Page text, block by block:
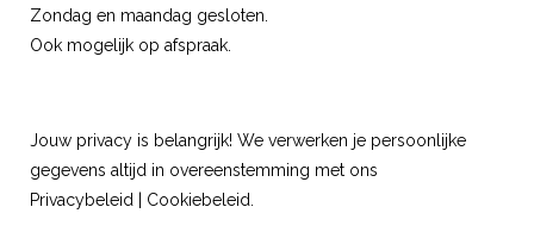
Zondag en maandag gesloten.
Ook mogelijk op afspraak.
Jouw privacy is belangrijk! We verwerken je persoonlijke
gegevens altijd in overeenstemming met ons
Privacybeleid
Cookiebeleid